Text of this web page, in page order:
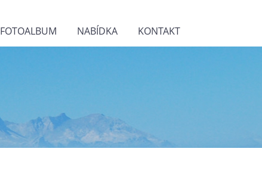
FOTOALBUM NABÍDKA KONTAKT